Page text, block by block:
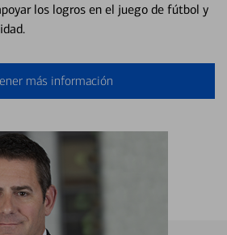
los logros en el juego de fútbol y
más información